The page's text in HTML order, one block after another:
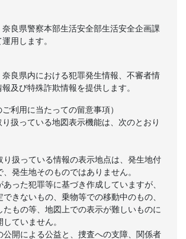
良県警察本部生活安全部生活安全企画課
用します。
良県内における犯罪発生情報、不審者情
及び特殊詐欺情報を提供します。
ご利用に当たっての留意事項）
扱っている地図表示機能は、次のとおり
扱っている情報の表示地点は、発生地付
発生地そのものではありません。
った犯罪等に基づき作成していますが、
きないもの、乗物等での移動中のもの、
たもの等、地図上での表示が難しいものに
ていません。
開による公益と、捜査への支障、関係者